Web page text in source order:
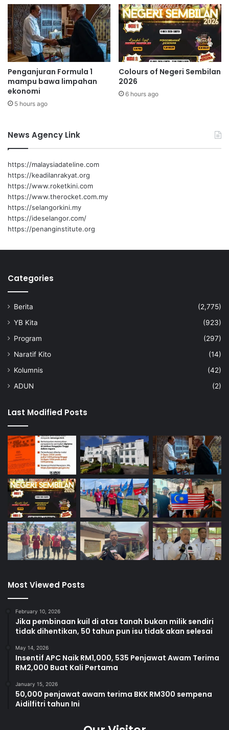
n
g
a
n
a
n
t
u
a
n
p
e
r
s
o
l
Penganjuran Formula 1
mampu bawa limpahan
ekonomi
5 hours ago
Colours of Negeri Sembilan
2026
6 hours ago
News Agency Link
https://malaysiadateline.com
https://keadilanrakyat.org
https://www.roketkini.com
https://www.therocket.com.my
https://selangorkini.my
https://ideselangor.com/
https://penanginstitute.org
Categories
Berita
(2,775)
YB Kita
(923)
Program
(297)
Naratif Kito
(14)
Kolumnis
(42)
ADUN
(2)
Last Modified Posts
Most Viewed Posts
February 10, 2026
Jika pembinaan kuil di atas tanah bukan milik sendiri
tidak dihentikan, 50 tahun pun isu tidak akan selesai
May 14, 2026
Insentif APC Naik RM1,000, 535 Penjawat Awam Terima
RM2,000 Buat Kali Pertama
January 15, 2026
50,000 penjawat awam terima BKK RM300 sempena
Aidilfitri tahun Ini